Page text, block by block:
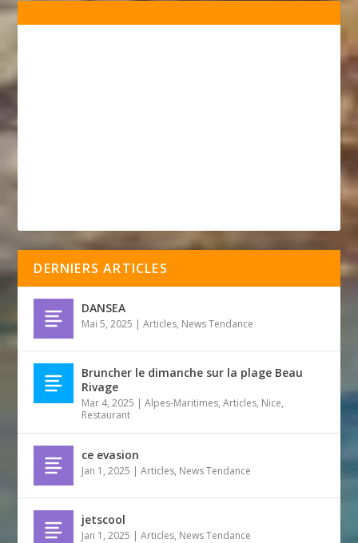
DERNIERS ARTICLES
DANSEA
Mai 5, 2025 |Articles, News Tendance
Bruncher le dimanche sur la plage Beau
Rivage
Mar 4, 2025 |Alpes-Maritimes,Articles, Nice,
Restaurant
ce evasion
Jan 1, 2025 |Articles, News Tendance
jetscool
Jan 1, 2025 |Articles, News Tendance